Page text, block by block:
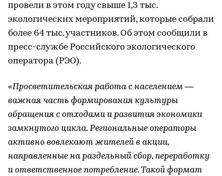
провели в этом году свыше 1,3 тыс.
экологических мероприятий, которые собрали
более 64 тыс. участников. Об этом сообщили в
пресс-службе Российского экологического
оператора (РЭО).
«Просветительская работа с населением —
важная часть формирования культуры
обращения с отходами и развития экономики
замкнутого цикла. Региональные операторы
активно вовлекают жителей в акции,
направленные на раздельный сбор, переработку
и ответственное потребление. Такой формат